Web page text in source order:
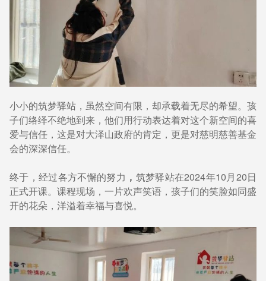
小小的筑梦驿站，虽然空间有限，却承载着无尽的希望。孩
子们络绎不绝地到来，他们用行动表达着对这个新空间的喜
爱与信任，这是对大泽山政府的肯定，更是对慈明慈善基金
会的深深信任。
终于，经过各方不懈的努力 ， 筑梦驿站在2024年10月20日
正式开课。课程现场，一片欢声笑语，孩子们的笑脸如同盛
开的花朵，洋溢着幸福与喜悦。